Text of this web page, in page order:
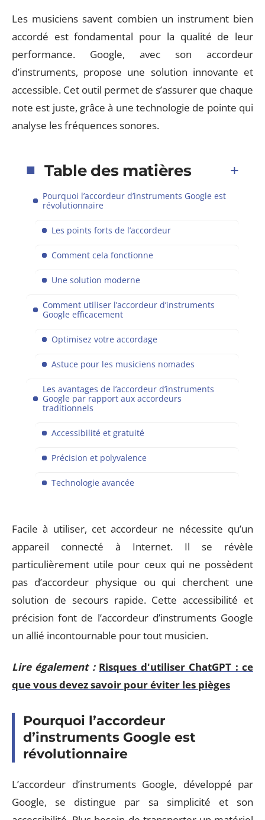
Les musiciens savent combien un instrument bien
accordé est fondamental pour la qualité de leur
performance. Google, avec son accordeur
d’instruments, propose une solution innovante et
accessible. Cet outil permet de s’assurer que chaque
note est juste, grâce à une technologie de pointe qui
analyse les fréquences sonores.
Table des matières
Pourquoi l’accordeur d’instruments Google est
révolutionnaire
Les points forts de l’accordeur
Comment cela fonctionne
Une solution moderne
Comment utiliser l’accordeur d’instruments
Google efficacement
Optimisez votre accordage
Astuce pour les musiciens nomades
Les avantages de l’accordeur d’instruments
Google par rapport aux accordeurs
traditionnels
Accessibilité et gratuité
Précision et polyvalence
Technologie avancée
Facile à utiliser, cet accordeur ne nécessite qu’un
appareil connecté à Internet. Il se révèle
particulièrement utile pour ceux qui ne possèdent
pas d’accordeur physique ou qui cherchent une
solution de secours rapide. Cette accessibilité et
précision font de l’accordeur d’instruments Google
un allié incontournable pour tout musicien.
Lire également : Risques d'utiliser ChatGPT : ce
que vous devez savoir pour éviter les pièges
Pourquoi l’accordeur
d’instruments Google est
révolutionnaire
L’accordeur d’instruments Google, développé par
Google, se distingue par sa simplicité et son